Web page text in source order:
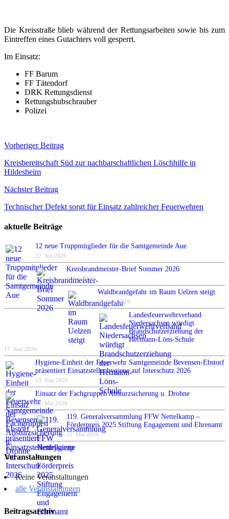
Die Kreisstraße blieb während der Rettungsarbeiten sowie bis zum
Eintreffen eines Gutachters voll gesperrt.
Im Einsatz:
FF Barum
FF Tätendorf
DRK Rettungsdienst
Rettungshubschrauber
Polizei
Beitragsnavigation
Vorheriger Beitrag
Kreisbereitschaft Süd zur nachbarschaftlichen Löschhilfe in
Hildesheim
Nächster Beitrag
Technischer Defekt sorgt für Einsatz zahlreicher Feuerwehren
aktuelle Beiträge
12 neue Truppmitglieder für die Samtgemeinde Aue
22. Juli 2026
Kreisbrandmeister-Brief Sommer 2026
6. Juli 2026
Waldbrandgefahr im Raum Uelzen steigt
24. Juni 2026
Landesfeuerwehrverband
Niedersachsen würdigt
Brandschutzerziehung der
Hermann-Löns-Schule
17. Juni 2026
Hygiene-Einheit der Feuerwehr Samtgemeinde Bevensen-Ebstorf
präsentiert Einsatzstellenhygiene auf Interschutz 2026
13. Juni 2026
Einsatz der Fachgruppen Absturzsicherung u. Drohne
12. Mai 2026
119. Generalversammlung FFW Nettelkamp –
Förderpreis 2025 Stiftung Engagement und Ehrenamt
12. Mai 2026
Veranstaltungen
Keine Veranstaltungen
alle Veranstaltungen
Beitragsarchiv